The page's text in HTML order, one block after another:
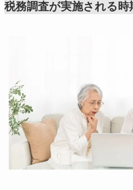
税務調査が実施される時